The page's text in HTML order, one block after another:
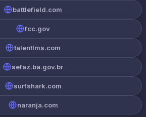
battlefield.com
fcc.gov
talentlms.com
sefaz.ba.gov.br
surfshark.com
naranja.com